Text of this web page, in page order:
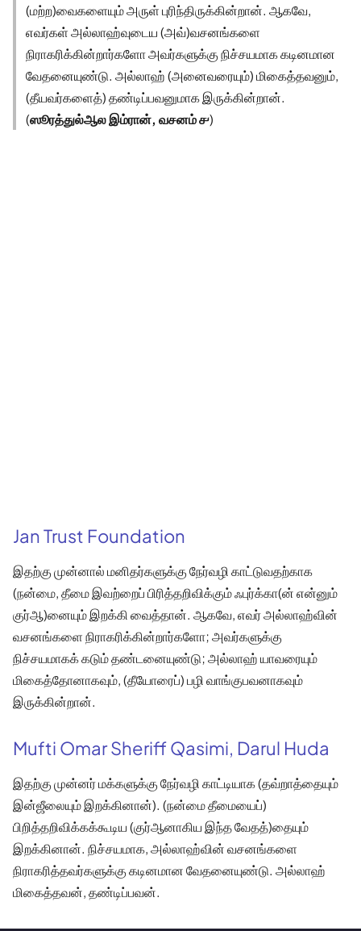
(மற்ற)வைகளையும் அருள் புரிந்திருக்கின்றான். ஆகவே,
எவர்கள் அல்லாஹ்வுடைய (அவ்)வசனங்களை
நிராகரிக்கின்றார்களோ அவர்களுக்கு நிச்சயமாக கடினமான
வேதனையுண்டு. அல்லாஹ் (அனைவரையும்) மிகைத்தவனும்,
(தீயவர்களைத்) தண்டிப்பவனுமாக இருக்கின்றான்.
(ஸூரத்துல்ஆல இம்ரான், வசனம் ௪)
Jan Trust Foundation
இதற்கு முன்னால் மனிதர்களுக்கு நேர்வழி காட்டுவதற்காக
(நன்மை, தீமை இவற்றைப் பிரித்தறிவிக்கும் ஃபுர்க்கா(ன் என்னும்
குர்ஆ)னையும் இறக்கி வைத்தான். ஆகவே, எவர் அல்லாஹ்வின்
வசனங்களை நிராகரிக்கின்றார்களோ; அவர்களுக்கு
நிச்சயமாகக் கடும் தண்டனையுண்டு; அல்லாஹ் யாவரையும்
மிகைத்தோனாகவும், (தீயோரைப்) பழி வாங்குபவனாகவும்
இருக்கின்றான்.
Mufti Omar Sheriff Qasimi, Darul Huda
இதற்கு முன்னர் மக்களுக்கு நேர்வழி காட்டியாக (தவ்றாத்தையும்
இன்ஜீலையும் இறக்கினான்). (நன்மை தீமையைப்)
பிறித்தறிவிக்கக்கூடிய (குர்ஆனாகிய இந்த வேதத்)தையும்
இறக்கினான். நிச்சயமாக, அல்லாஹ்வின் வசனங்களை
நிராகரித்தவர்களுக்கு கடினமான வேதனையுண்டு. அல்லாஹ்
மிகைத்தவன், தண்டிப்பவன்.